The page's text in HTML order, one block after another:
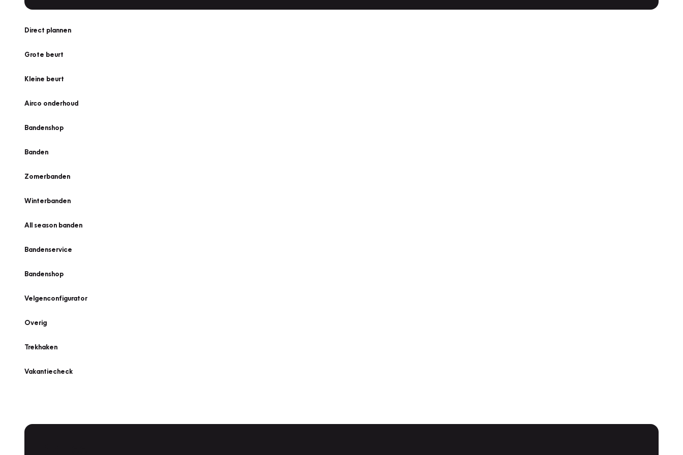
Direct plannen
Grote beurt
Kleine beurt
Airco onderhoud
Bandenshop
Banden
Zomerbanden
Winterbanden
All season banden
Bandenservice
Bandenshop
Velgenconfigurator
Overig
Trekhaken
Vakantiecheck